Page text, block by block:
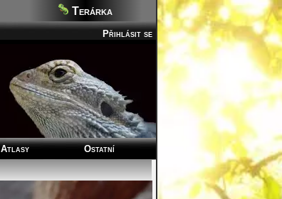
Terárka
Přihlásit se
Atlasy
Ostatní